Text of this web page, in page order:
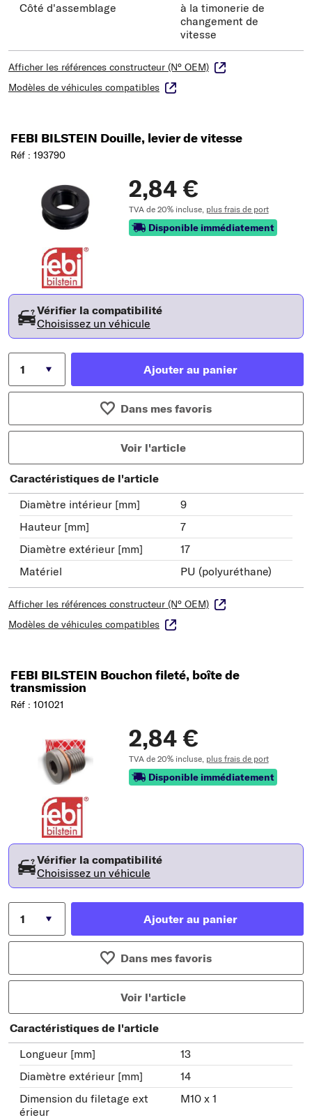
Côté d'assemblage
à la timonerie de
changement de
vitesse
Afficher les références constructeur (N° OEM)
Modèles de véhicules compatibles
FEBI BILSTEIN Douille, levier de vitesse
Réf : 193790
2,84 €
TVA de 20% incluse, plus frais de port
Disponible immédiatement
Vérifier la compatibilité
Choisissez un véhicule
Ajouter au panier
Dans mes favoris
Voir l'article
Caractéristiques de l'article
Diamètre intérieur [mm]
9
Hauteur [mm]
7
Diamètre extérieur [mm]
17
Matériel
PU (polyuréthane)
Afficher les références constructeur (N° OEM)
Modèles de véhicules compatibles
FEBI BILSTEIN Bouchon fileté, boîte de
transmission
Réf : 101021
2,84 €
TVA de 20% incluse, plus frais de port
Disponible immédiatement
Vérifier la compatibilité
Choisissez un véhicule
Ajouter au panier
Dans mes favoris
Voir l'article
Caractéristiques de l'article
Longueur [mm]
13
Diamètre extérieur [mm]
14
Dimension du filetage ext
érieur
M10 x 1